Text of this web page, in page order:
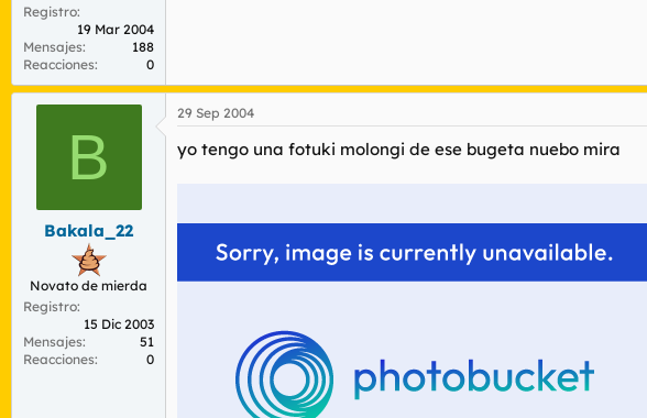
Registro
19 Mar 2004
Mensajes
188
Reacciones
0
B
Bakala_22
Novato de mierda
Registro
15 Dic 2003
Mensajes
51
Reacciones
0
29 Sep 2004
yo tengo una fotuki molongi de ese bugeta nuebo mira